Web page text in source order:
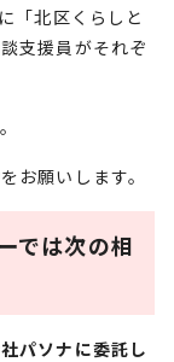
「北区くらしと
支援員がそれぞ
お願いします。
では次の相
パソナに委託し